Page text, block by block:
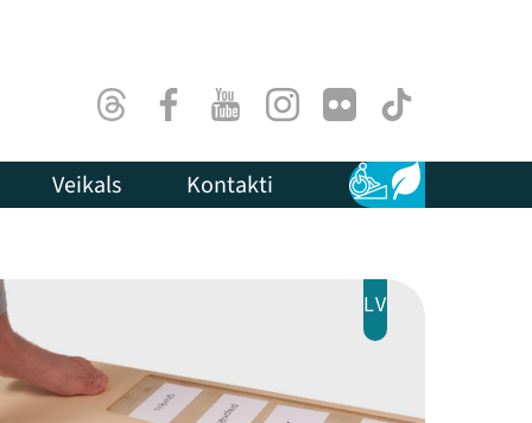
ThreadsFacebookYoutubeInstagram
Flick TikTok
Veikals Kontakti Pieejamība
Ilgtspēja
LV